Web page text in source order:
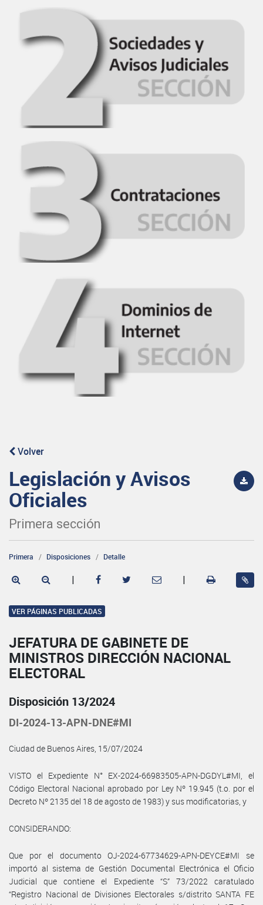
Volver
Legislación y Avisos
Oficiales
Primera sección
Primera Disposiciones Detalle
| |
VER PÁGINAS PUBLICADAS
JEFATURA DE GABINETE DE
MINISTROS DIRECCIÓN NACIONAL
ELECTORAL
Disposición 13/2024
DI-2024-13-APN-DNE#MI
Ciudad de Buenos Aires, 15/07/2024
VISTO el Expediente N° EX-2024-66983505-APN-DGDYL#MI, el
Código Electoral Nacional aprobado por Ley Nº 19.945 (t.o. por el
Decreto Nº 2135 del 18 de agosto de 1983) y sus modificatorias, y
CONSIDERANDO:
Que por el documento OJ-2024-67734629-APN-DEYCE#MI se
importó al sistema de Gestión Documental Electrónica el Oficio
Judicial que contiene el Expediente “S” 73/2022 caratulado
“Registro Nacional de Divisiones Electorales s/distrito SANTA FE